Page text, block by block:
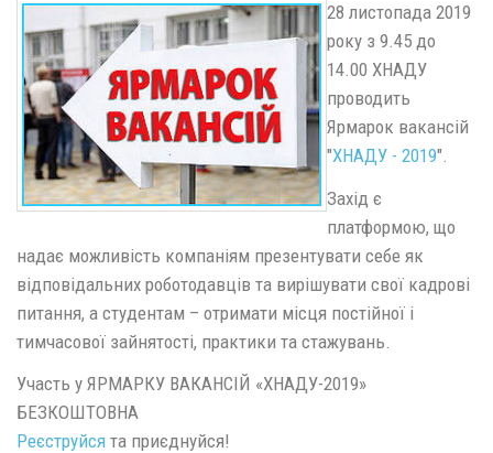
28 листопада 2019
року з 9.45 до
14.00 ХНАДУ
проводить
Ярмарок вакансій
"ХНАДУ - 2019".
Захід є
платформою, що
надає можливість компаніям презентувати себе як
відповідальних роботодавців та вирішувати свої кадрові
питання, а студентам – отримати місця постійної і
тимчасової зайнятості, практики та стажувань.
Участь у ЯРМАРКУ ВАКАНСІЙ «ХНАДУ-2019»
БЕЗКОШТОВНА
Реєструйся та приєднуйся!